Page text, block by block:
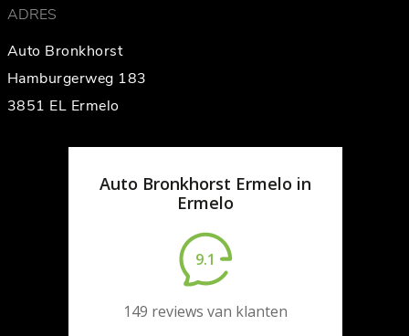
ADRES
Auto Bronkhorst
Hamburgerweg 183
3851 EL Ermelo